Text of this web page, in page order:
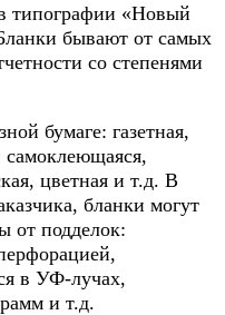
типографии «Новый
бывают от самых
со степенями
бумаге: газетная,
самоклеющаяся,
цветная и т.д. В
бланки могут
от подделок:
в УФ-лучах,
и т.д.